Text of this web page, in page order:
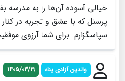
خیالی آسوده آن‌ها را به مدرسه
پرسنل که با عشق و تجربه در
سپاسگزارم. برای شما آرزوی
والدین آزادی پناه 1405/03/19